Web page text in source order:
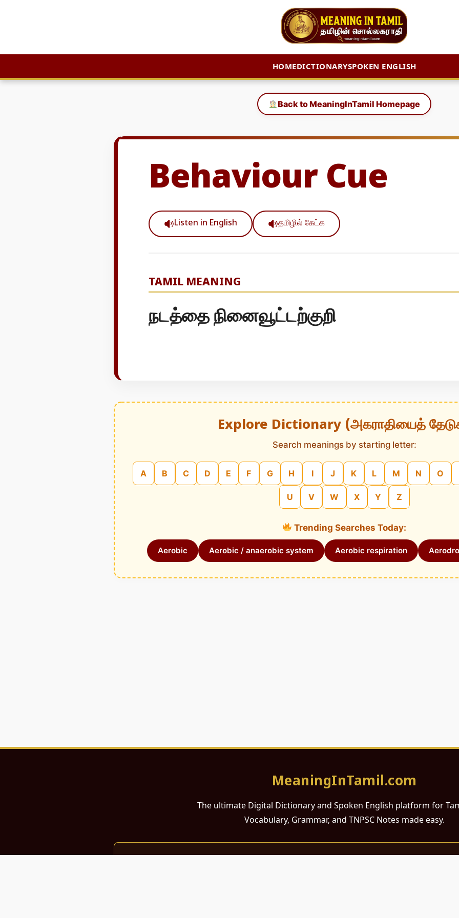
HOMEDICTIONARYSPOKEN ENGLISH
Back to MeaningInTamil Homepage
Behaviour Cue
Listen in English தமிழில் கேட்க
TAMIL MEANING
நடத்தை நினைவூட்டற்குறி
Explore Dictionary (அகராதியைத்
Search meanings by starting letter:
A B C D E F G H I J K L M N O
U V W X Y Z
Trending Searches Today:
Aerobic Aerobic / anaerobic system Aerobic respiration
MeaningInTamil.com
The ultimate Digital Dictionary and Spoken English platform for
Vocabulary, Grammar, and TNPSC Notes made easy.